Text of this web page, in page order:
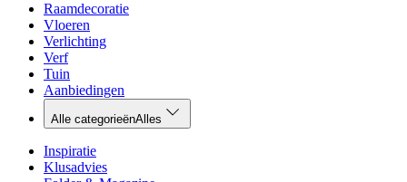
Raamdecoratie
Vloeren
Verlichting
Verf
Tuin
Aanbiedingen
Alle categorieënAlles
Inspiratie
Klusadvies